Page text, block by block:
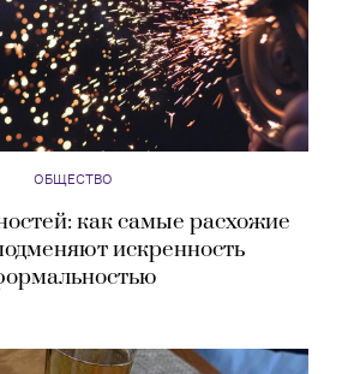
ОБЩЕСТВО
как самые расхожие
искренность